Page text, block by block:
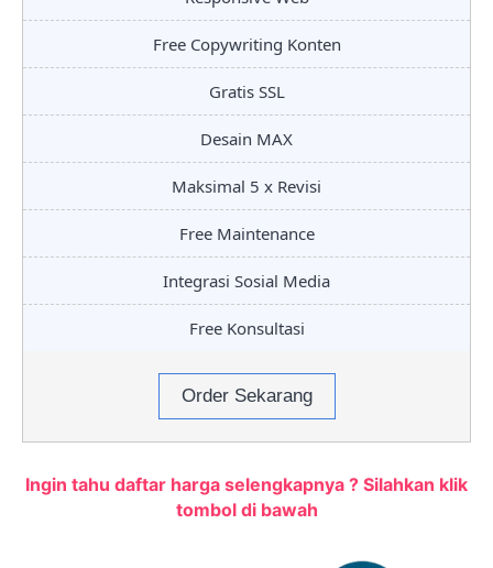
Free Copywriting Konten
Gratis SSL
Desain MAX
Maksimal 5 x Revisi
Free Maintenance
Integrasi Sosial Media
Free Konsultasi
Order Sekarang
Ingin tahu daftar harga selengkapnya ? Silahkan klik
tombol di bawah